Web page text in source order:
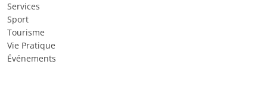
Services
Sport
Tourisme
Vie Pratique
Événements